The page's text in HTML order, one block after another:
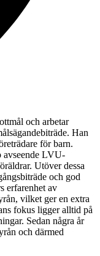
och arbetar
Han
för barn.
avseende LVU-
Utöver dessa
och god
erfarenhet av
vilket ger en extra
fokus ligger alltid på
Sedan några år
och därmed